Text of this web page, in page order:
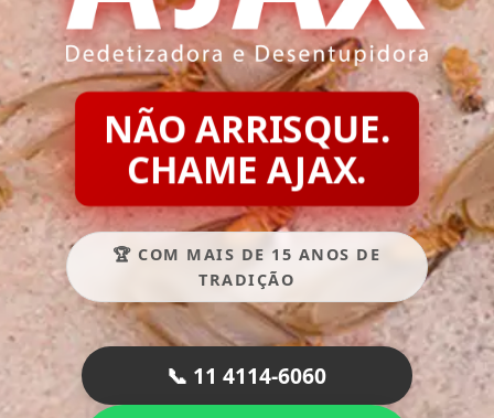
NÃO ARRISQUE.
CHAME AJAX.
🏆 COM MAIS DE 15 ANOS DE
TRADIÇÃO
📞 11 4114-6060